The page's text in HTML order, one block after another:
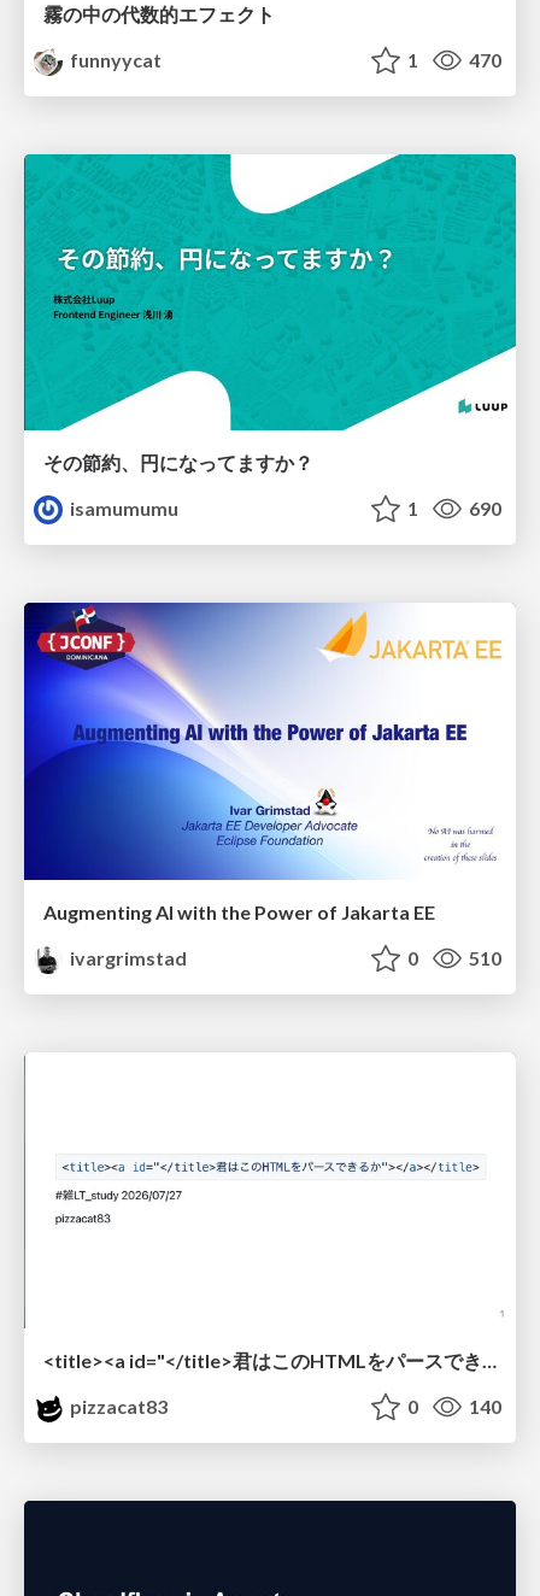
霧の中の代数的エフェクト
funnyycat
1 470
その節約、円になってますか？
isamumumu
1 690
Augmenting AI with the Power of Jakarta EE
ivargrimstad
0 510
<title><a id="</title>君はこのHTMLをパースできるか"></a></title> #雑LT_study
pizzacat83
0 140